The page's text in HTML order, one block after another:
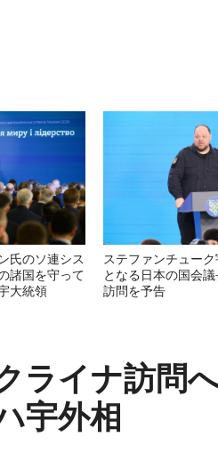
氏のソ連シス
諸国を守って
大統領
ステファンチュー
となる日本の国会
訪問を予告
ライナ訪問
宇外相